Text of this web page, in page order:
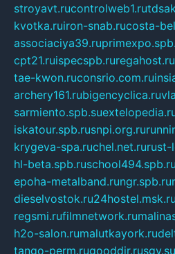
stroyavt.rucontrolweb1.ru
kvotka.ruiron-snab.rucosta-
associaciya39.ru
cpt21.ruispecspb.ruregahost.ru
tae-kwon.ruconsrio.com.ru
archery161.rubigencyclica.ru
sarmiento.spb.su
iskatour.spb.rusnpi.org.ru
krygeva-spa.ruchel.net.rurust-
hl-beta.spb.ruschool494.spb.ru
epoha-metalband.rungr.spb.ru
dieselvostok.ru24hostel.msk.ru
regsmi.rufilmnetwork.ru
h2o-salon.rumalutkayork.ru
tango-perm.rugooddir.rusgv.su